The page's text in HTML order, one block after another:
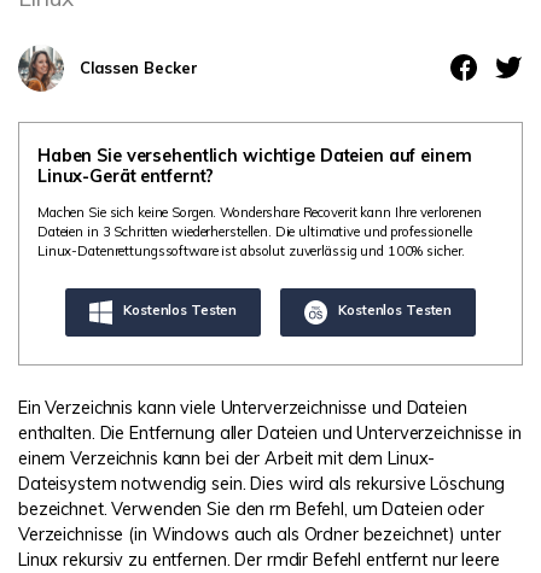
Verlorene/gel?schte Daten kostenlos
wiederherstellen
Kostenlos Testen
Weitere Produkte
Repairit - Datenreparatur
UBackit - Datensicherung
Datenverlust-Szenarien
ALLE FUNKTIONEN ENTDECKEN
Aktuelles Thema
Classen Becker
Haben Sie versehentlich wichtige Dateien auf einem
Linux-Gerät entfernt?
Machen Sie sich keine Sorgen. Wondershare Recoverit kann Ihre verlorenen
Dateien in 3 Schritten wiederherstellen. Die ultimative und professionelle
Linux-Datenrettungssoftware ist absolut zuverlässig und 100% sicher.
Kostenlos Testen Kostenlos Testen
Ein Verzeichnis kann viele Unterverzeichnisse und Dateien
enthalten. Die Entfernung aller Dateien und Unterverzeichnisse in
einem Verzeichnis kann bei der Arbeit mit dem Linux-
Dateisystem notwendig sein. Dies wird als rekursive Löschung
bezeichnet. Verwenden Sie den rm Befehl, um Dateien oder
Verzeichnisse (in Windows auch als Ordner bezeichnet) unter
Linux rekursiv zu entfernen. Der rmdir Befehl entfernt nur leere